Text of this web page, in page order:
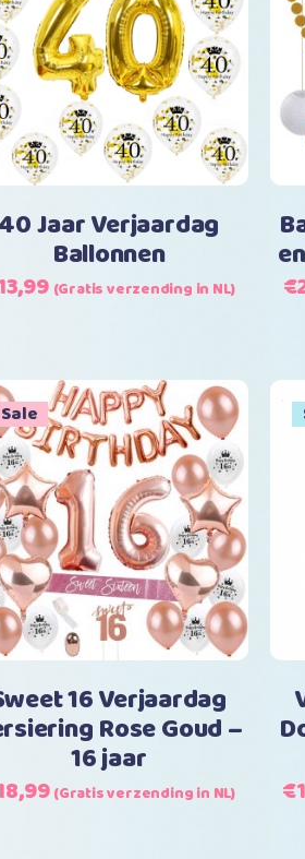
Lees verder
40 Jaar Verjaardag
Ballonnen
€17,99.
Huidige
€13,99.
(Gratis verzending in NL) €
Sale
Toevoegen aan winkelwagen
16 Verjaardag
Rose Goud –
16 jaar
Huidige
(Gratis verzending in NL) €